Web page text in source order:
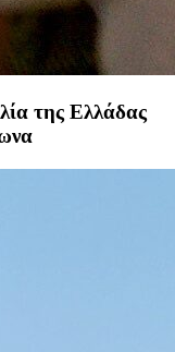
της Ελλάδας